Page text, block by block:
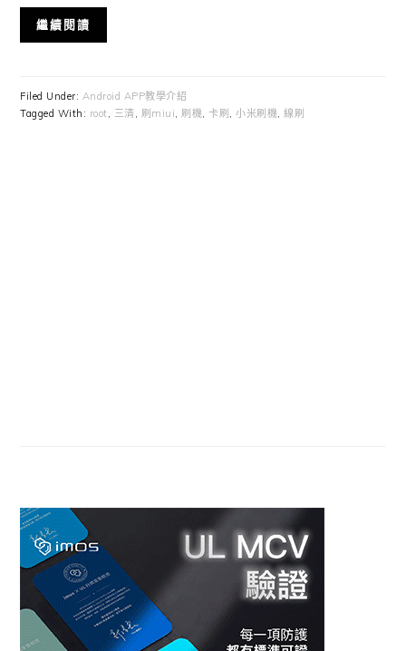
繼續閱讀
Filed Under: Android APP教學介紹
Tagged With: root, 三清, 刷miui,刷機,卡刷 ,小米刷機,線刷